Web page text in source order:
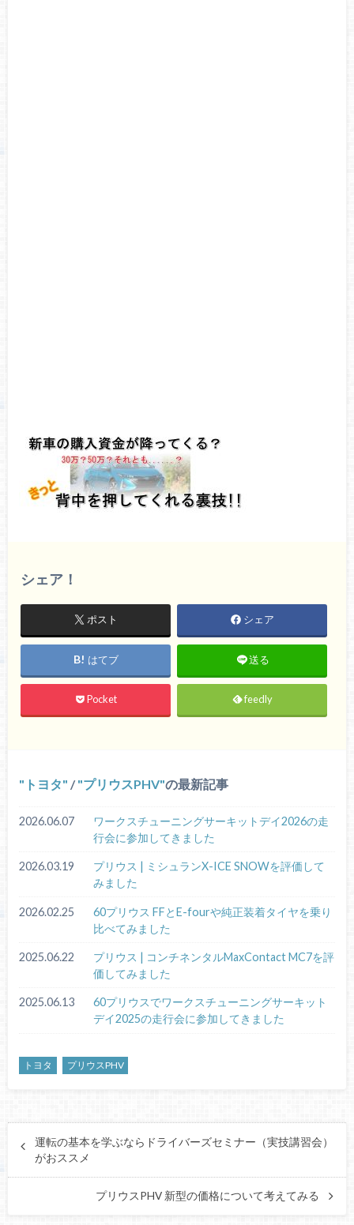
シェア！
ポスト シェア
はてブ 送る
Pocket feedly
トヨタ / プリウスPHV の最新記事
2026.06.07
ワークスチューニングサーキットデイ2026の走
行会に参加してきました
2026.03.19
プリウス | ミシュランX-ICE SNOWを評価して
みました
2026.02.25
60プリウス FFとE-fourや純正装着タイヤを乗り
比べてみました
2025.06.22
プリウス | コンチネンタルMaxContact MC7を評
価してみました
2025.06.13
60プリウスでワークスチューニングサーキット
デイ2025の走行会に参加してきました
トヨタ プリウスPHV
運転の基本を学ぶならドライバーズセミナー（実技講習会）
がおススメ
プリウスPHV 新型の価格について考えてみる